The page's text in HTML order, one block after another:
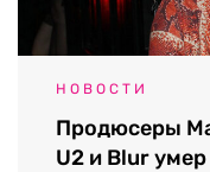
НОВОСТИ
Продюсеры
U2 и Blur